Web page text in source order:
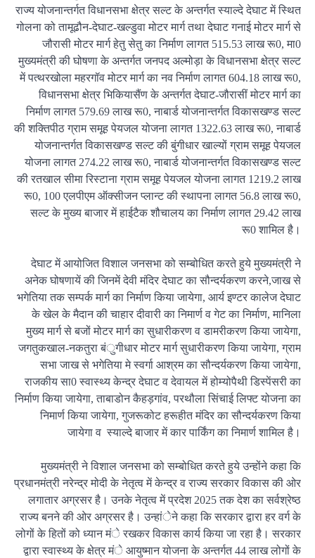
राज्य योजनान्तर्गत विधानसभा क्षेत्र सल्ट के अन्तर्गत स्याल्दे देघाट में स्थित
गोलना को तामूढौन-देघाट-खल्डुवा मोटर मार्ग तथा देघाट गनाई मोटर मार्ग से
जौरासी मोटर मार्ग हेतु सेतु का निर्माण लागत 515.53 लाख रू0, मा0
मुख्यमंत्री की घोषणा के अन्तर्गत जनपद अल्मोड़ा के विधानसभा क्षेत्र सल्ट
में पत्थरखोला महरगॉव मोटर मार्ग का नव निर्माण लागत 604.18 लाख रू0,
विधानसभा क्षेत्र भिकियासैंण के अन्तर्गत देघाट-जौरासीं मोटर मार्ग का
निर्माण लागत 579.69 लाख रू0, नाबार्ड योजनान्तर्गत विकासखण्ड सल्ट
की शक्तिपीठ ग्राम समूह पेयजल योजना लागत 1322.63 लाख रू0, नाबार्ड
योजनान्तर्गत विकासखण्ड सल्ट की बुंगीधार खाल्यों ग्राम समूह पेयजल
योजना लागत 274.22 लाख रू0, नाबार्ड योजनान्तर्गत विकासखण्ड सल्ट
की रतखाल सीमा रिस्टाना ग्राम समूह पेयजल योजना लागत 1219.2 लाख
रू0, 100 एलपीएम ऑक्सीजन प्लान्ट की स्थापना लागत 56.8 लाख रू0,
सल्ट के मुख्य बाजार में हाईटैक शौचालय का निर्माण लागत 29.42 लाख
रू0 शामिल है।
देघाट में आयोजित विशाल जनसभा को सम्बोधित करते हुये मुख्यमंत्री ने
अनेक घोषणायें की जिनमें देवी मंदिर देघाट का सौन्दर्यकरण करने,जाख से
भगेतिया तक सम्पर्क मार्ग का निर्माण किया जायेगा, आर्य इण्टर कालेज देघाट
के खेल के मैदान की चाहार दीवारी का निमार्ण व गेट का निर्माण, मानिला
मुख्य मार्ग से बजों मोटर मार्ग का सुधारीकरण व डामरीकरण किया जायेगा,
जगतुकखाल-नकतुरा बंुगीधार मोटर मार्ग सुधारीकरण किया जायेगा, ग्राम
सभा जाख से भगेतिया मे स्वर्गा आश्रम का सौन्दर्यकरण किया जायेगा,
राजकीय सा0 स्वास्थ्य केन्द्र देघाट व देवायल में होम्योपैथी डिस्पेंसरी का
निर्माण किया जायेगा, ताबाडोन कैहड़गांव, परथौला सिंचाई लिफ्ट योजना का
निमार्ण किया जायेगा, गुजरूकोट हरूहीत मंदिर का सौन्दर्यकरण किया
जायेगा व स्याल्दे बाजार में कार पार्किंग का निमार्ण शामिल है।
मुख्यमंत्री ने विशाल जनसभा को सम्बोधित करते हुये उन्होंने कहा कि
प्रधानमंत्री नरेन्द्र मोदी के नेतृत्व में केन्द्र व राज्य सरकार विकास की ओर
लगातार अग्रसर है। उनके नेतृत्व में प्रदेश 2025 तक देश का सर्वश्रेष्ठ
राज्य बनने की ओर अग्रसर है। उन्हांेने कहा कि सरकार द्वारा हर वर्ग के
लोगों के हितों को ध्यान मंे रखकर विकास कार्य किया जा रहा है। सरकार
द्वारा स्वास्थ्य के क्षेत्र मंे आयुष्मान योजना के अन्तर्गत 44 लाख लोगों के